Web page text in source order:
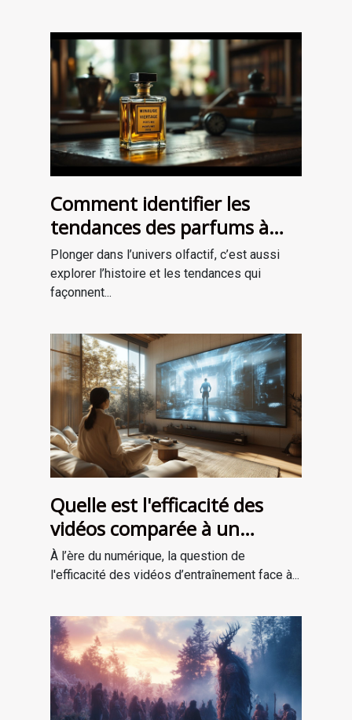
Comment identifier les
tendances des parfums à
travers les époques ?
Plonger dans l’univers olfactif, c’est aussi
explorer l’histoire et les tendances qui
façonnent...
Quelle est l'efficacité des
vidéos comparée à un
entraînement en personne ?
À l’ère du numérique, la question de
l'efficacité des vidéos d’entraînement face à...